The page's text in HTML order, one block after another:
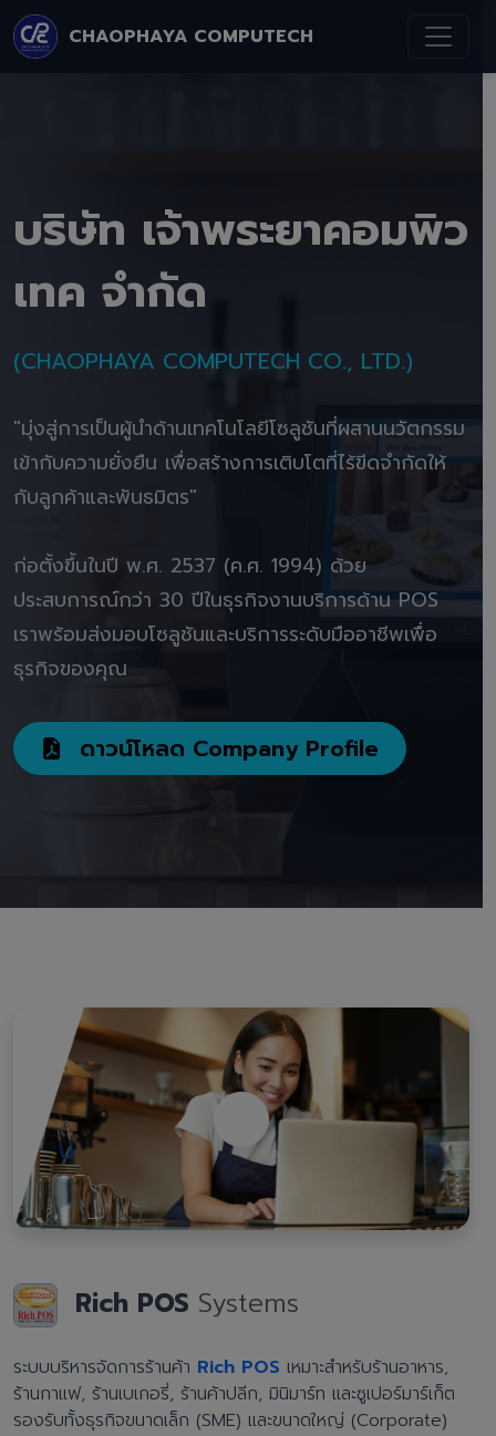
CHAOPHAYA COMPUTECH
บริษัท เจ้าพระยาคอมพิว
เทค จำกัด
(CHAOPHAYA COMPUTECH CO., LTD.)
"มุ่งสู่การเป็นผู้นำด้านเทคโนโลยีโซลูชันที่ผสานนวัตกรรม
เข้ากับความยั่งยืน เพื่อสร้างการเติบโตที่ไร้ขีดจำกัดให้
กับลูกค้าและพันธมิตร"
ก่อตั้งขึ้นในปี พ.ศ. 2537 (ค.ศ. 1994) ด้วย
ประสบการณ์กว่า 30 ปีในธุรกิจงานบริการด้าน POS
เราพร้อมส่งมอบโซลูชันและบริการระดับมืออาชีพเพื่อ
ธุรกิจของคุณ
ดาวน์โหลด Company Profile
Rich POS Systems
ระบบบริหารจัดการร้านค้า Rich POS เหมาะสำหรับร้านอาหาร,
ร้านกาแฟ, ร้านเบเกอรี่, ร้านค้าปลีก, มินิมาร์ท และซูเปอร์มาร์เก็ต
รองรับทั้งธุรกิจขนาดเล็ก (SME) และขนาดใหญ่ (Corporate)